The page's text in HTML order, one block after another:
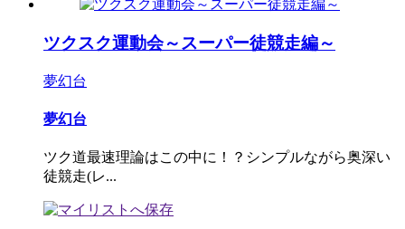
ツクスク運動会～スーパー徒競走編～
夢幻台
夢幻台
ツク道最速理論はこの中に！？シンプルながら奥深い
徒競走(レ...